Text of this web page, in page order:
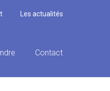
Les actualités
Contact